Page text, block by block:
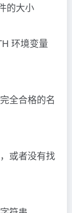
大小
环境变量
合格的名
者没有找